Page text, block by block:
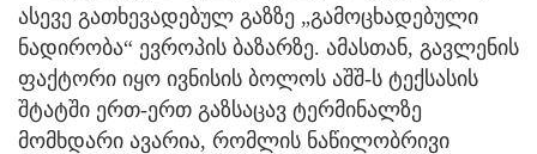
ასევე გათხევადებულ გაზზე „გამოცხადებული
ნადირობა“ ევროპის ბაზარზე. ამასთან, გავლენის
ფაქტორი იყო ივნისის ბოლოს აშშ-ს ტექსასის
შტატში ერთ-ერთ გაზსაცავ ტერმინალზე
მომხდარი ავარია, რომლის ნაწილობრივი